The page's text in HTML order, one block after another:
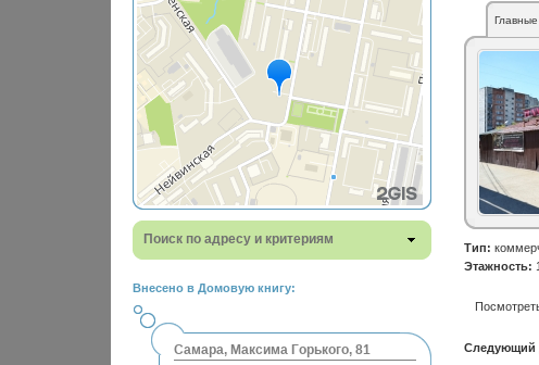
Поиск по адресу и критериям
Внесено в Домовую книгу:
Самара, Максима Горького, 81
Тип:
Этажность: 1
Следующий